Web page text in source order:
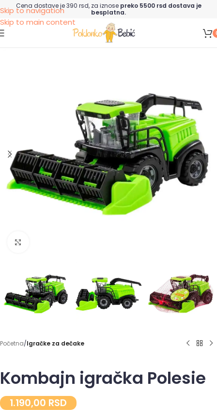
Skip to navigation
Skip to main content
Cena dostave je 390 rsd, za iznose preko 5500 rsd dostava je
besplatna.
Početna Igračke za dečake
Kombajn igračka Polesie
1.190,00 RSD